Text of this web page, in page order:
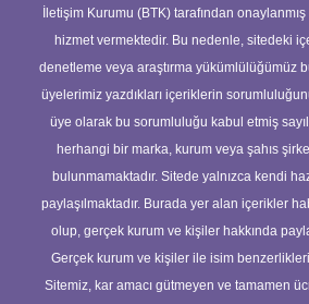
İletişim Kurumu (BTK) tarafından
hizmet vermektedir. Bu nedenle, sitedeki
denetleme veya araştırma yükümlülüğümüz
üyelerimiz yazdıkları içeriklerin
üye olarak bu sorumluluğu kabul etmiş
herhangi bir marka, kurum veya şahıs
bulunmamaktadır. Sitede yalnızca kendi
paylaşılmaktadır. Burada yer alan içerikler
olup, gerçek kurum ve kişiler hakkında
Gerçek kurum ve kişiler ile isim
Sitemiz, kar amacı gütmeyen ve tamamen